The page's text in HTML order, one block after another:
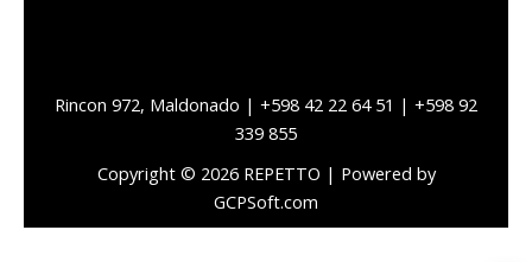
Rincon 972, Maldonado | +598 42 22 64 51 | +598 92
339 855
Copyright © 2026 REPETTO | Powered by
GCPSoft.com